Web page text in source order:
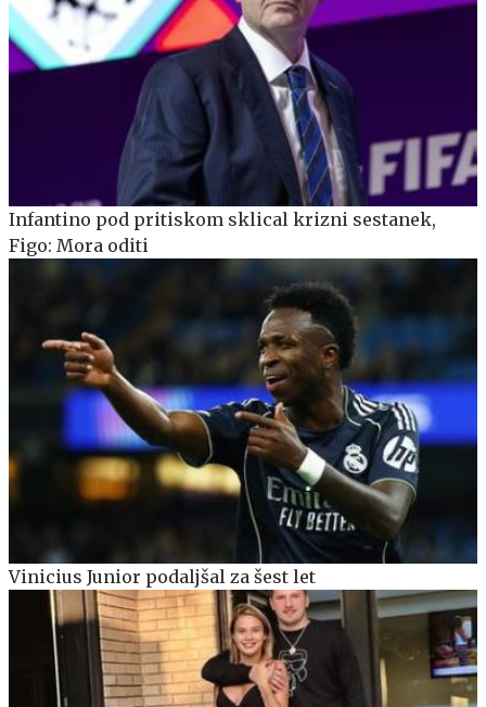
Infantino pod pritiskom sklical krizni sestanek,
Figo: Mora oditi
Vinicius Junior podaljšal za šest let